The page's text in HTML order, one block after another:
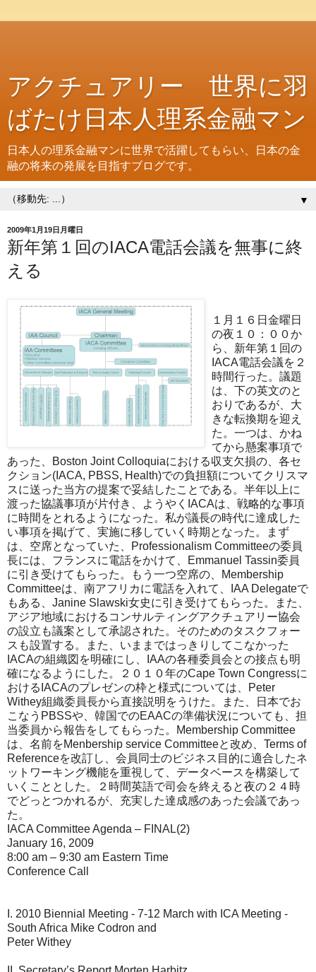
アクチュアリー 世界に羽
ばたけ日本人理系金融マン
日本人の理系金融マンに世界で活躍してもらい、日本の金
融の将来の発展を目指すブログです。
▼
2009年1月19日月曜日
新年第１回のIACA電話会議を無事に終
える
１月１６日金曜日
の夜１０：００か
ら、新年第１回の
IACA電話会議を２
時間行った。議題
は、下の英文のと
おりであるが、大
きな転換期を迎え
た。一つは、かね
てから懸案事項で
あった、Boston Joint Colloquiaにおける収支欠損の、各セ
クション(IACA, PBSS, Health)での負担額についてクリスマ
スに送った当方の提案で妥結したことである。半年以上に
渡った協議事項が片付き、ようやくIACAは、戦略的な事項
に時間をとれるようになった。私が議長の時代に達成した
い事項を掲げて、実施に移していく時期となった。まず
は、空席となっていた、Professionalism Committeeの委員
長には、フランスに電話をかけて、Emmanuel Tassin委員
に引き受けてもらった。もう一つ空席の、Membership
Committeeは、南アフリカに電話を入れて、IAA Delegateで
もある、Janine Slawski女史に引き受けてもらった。また、
アジア地域におけるコンサルティングアクチュアリー協会
の設立も議案として承認された。そのためのタスクフォー
スも設置する。また、いままではっきりしてこなかった
IACAの組織図を明確にし、IAAの各種委員会との接点も明
確になるようにした。２０１０年のCape Town Congressに
おけるIACAのプレゼンの枠と様式については、Peter
Withey組織委員長から直接説明をうけた。また、日本でお
こなうPBSSや、韓国でのEAACの準備状況についても、担
当委員から報告をしてもらった。Membership Committee
は、名前をMenbership service Committeeと改め、Terms of
Referenceを改訂し、会員同士のビジネス目的に適合したネ
ットワーキング機能を重視して、データベースを構築して
いくこととした。２時間英語で司会を終えると夜の２４時
でどっとつかれるが、充実した達成感のあった会議であっ
た。
IACA Committee Agenda – FINAL(2)
January 16, 2009
8:00 am – 9:30 am Eastern Time
Conference Call
I. 2010 Biennial Meeting - 7-12 March with ICA Meeting -
South Africa Mike Codron and
Peter Withey